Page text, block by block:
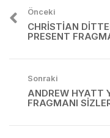
Önceki
CHRISTIAN
PRESENT
Sonraki
ANDREW HYATT
FRAGMANI